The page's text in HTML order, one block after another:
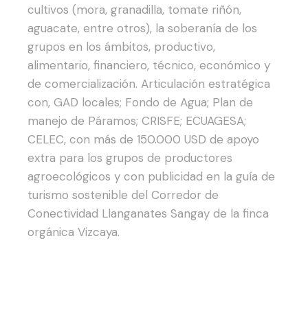
cultivos (mora, granadilla, tomate riñón,
aguacate, entre otros), la soberanía de los
grupos en los ámbitos, productivo,
alimentario, financiero, técnico, económico y
de comercialización. Articulación estratégica
con, GAD locales; Fondo de Agua; Plan de
manejo de Páramos; CRISFE; ECUAGESA;
CELEC, con más de 150.000 USD de apoyo
extra para los grupos de productores
agroecológicos y con publicidad en la guía de
turismo sostenible del Corredor de
Conectividad Llanganates Sangay de la finca
orgánica Vizcaya.